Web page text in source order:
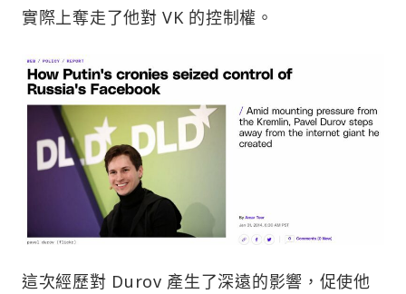
實際上奪走了他對 VK 的控制權。
這次經歷對 Durov 產生了深遠的影響，促使他